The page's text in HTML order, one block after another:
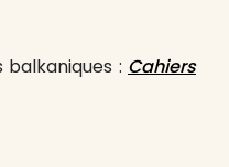
: Cahiers